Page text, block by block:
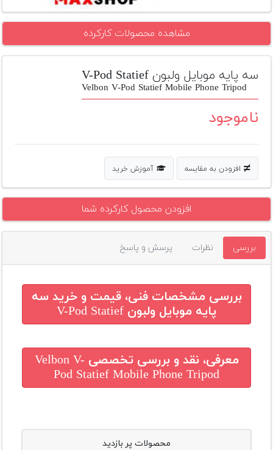
پلاس
افزودن
محصول
دست
دوم
دوربین
بله
مشاهده محصولات کارکرده
سه پایه موبایل ولبون V-Pod Statief
Velbon V-Pod Statief Mobile Phone Tripod
ناموجود
افزودن به مقایسه آموزش خرید
افزودن محصول کارکرده شما
بررسی نظرات پرسش و پاسخ
بررسی مشخصات فنی، قیمت و خریدسه
پایه موبایل ولبون V-Pod Statief
معرفی، نقد و بررسی تخصصی Velbon V-
Pod Statief Mobile Phone Tripod
محصولات پر بازدید